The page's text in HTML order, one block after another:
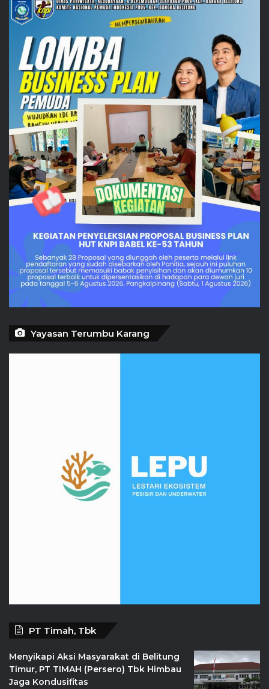
Yayasan Terumbu Karang
PT Timah, Tbk
Menyikapi Aksi Masyarakat di Belitung
Timur, PT TIMAH (Persero) Tbk Himbau
Jaga Kondusifitas